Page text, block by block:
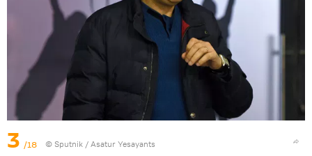
3 /18 © Sputnik / Asatur Yesayants